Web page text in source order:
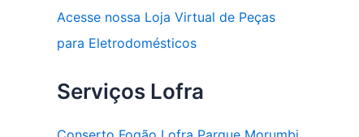
Acesse nossa Loja Virtual de Peças
para Eletrodomésticos
Serviços Lofra